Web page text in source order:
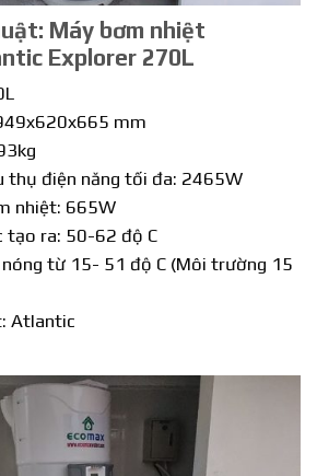
Máy bơm nhiệt
Explorer 270L
mm
thụ điện năng tối đa: 2465W
nhiệt: 665W
tạo ra: 50-62 độ C
từ 15- 51 độ C (Môi trường 15
Atlantic